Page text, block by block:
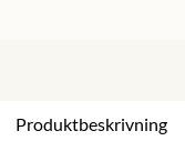
Produktbeskrivning